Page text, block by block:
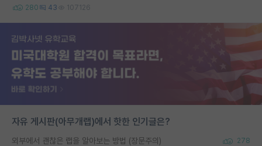
280 43 107126
자유 게시판(아무개랩)에서 핫한 인기글은?
외부에서 괜찮은 랩을 알아보는 방법 (장문주의) 278